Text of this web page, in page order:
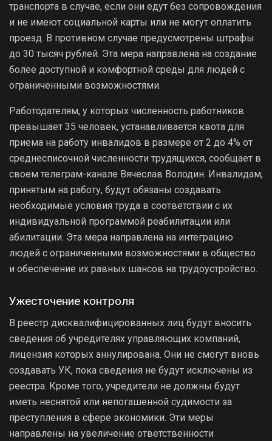
транспорта в случае, если они едут без сопровождения
и не имеют социальной карты или не могут оплатить
проезд. В противном случае предусмотрены штрафы
до 30 тысяч рублей. Эта мера направлена на создание
более доступной и комфортной среды для людей с
ограниченными возможностями.
Работодателям, у которых численность работников
превышает 35 человек, устанавливается квота для
приема на работу инвалидов в размере от 2 до 4% от
среднесписочной численности трудящихся, сообщает в
своем телеграм-канале Вячеслав Володин. Инвалидам,
принятым на работу, будут обязаны создавать
необходимые условия труда в соответствии с их
индивидуальной программой реабилитации или
абилитации. Эта мера направлена на интеграцию
людей с ограниченными возможностями в общество
и обеспечение их равных шансов на трудоустройство.
Ужесточение контроля
В реестр дисквалифицированных лиц будут вносить
сведения об учредителях управляющих компаний,
лицензия которых аннулирована. Они не смогут вновь
создавать УК, пока сведения не будут исключены из
реестра. Кроме того, учредители не должны будут
иметь неснятой или непогашенной судимости за
преступления в сфере экономики. Эти меры
направлены на увеличение ответственности